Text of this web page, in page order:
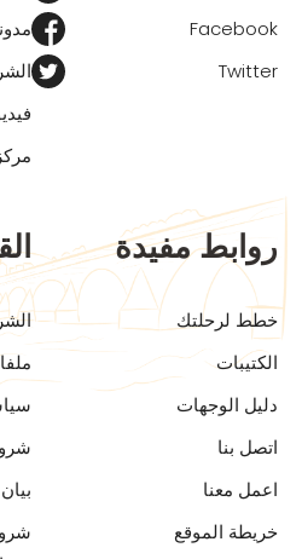
Facebook
Twitter
روابط مفيدة
خطط لرحلتك
الكتيبات
دليل الوجهات
اتصل بنا
اعمل معنا
خريطة الموقع